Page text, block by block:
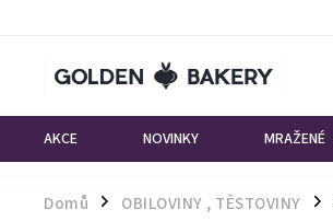
AKCE NOVINKY MRAŽENÉ
Domů / OBILOVINY , TĚSTOVINY /